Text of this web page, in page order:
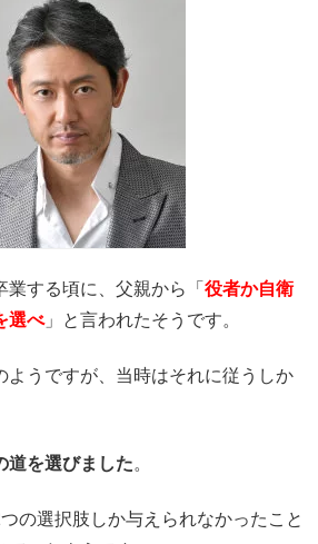
する頃に、父親から「 役者か自衛
選べ」と言われたそうです。
ようですが、当時はそれに従うしか
道を選びました。
の選択肢しか与えられなかったこと